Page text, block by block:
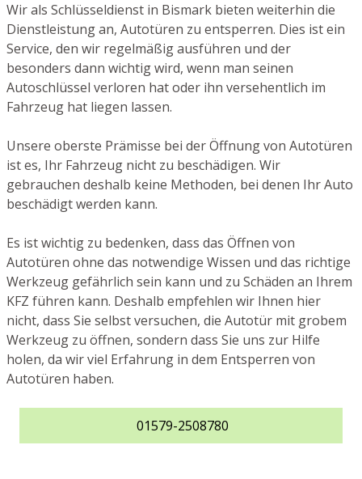
Wir als Schlüsseldienst in Bismark bieten weiterhin die
Dienstleistung an, Autotüren zu entsperren. Dies ist ein
Service, den wir regelmäßig ausführen und der
besonders dann wichtig wird, wenn man seinen
Autoschlüssel verloren hat oder ihn versehentlich im
Fahrzeug hat liegen lassen.
Unsere oberste Prämisse bei der Öffnung von Autotüren
ist es, Ihr Fahrzeug nicht zu beschädigen. Wir
gebrauchen deshalb keine Methoden, bei denen Ihr Auto
beschädigt werden kann.
Es ist wichtig zu bedenken, dass das Öffnen von
Autotüren ohne das notwendige Wissen und das richtige
Werkzeug gefährlich sein kann und zu Schäden an Ihrem
KFZ führen kann. Deshalb empfehlen wir Ihnen hier
nicht, dass Sie selbst versuchen, die Autotür mit grobem
Werkzeug zu öffnen, sondern dass Sie uns zur Hilfe
holen, da wir viel Erfahrung in dem Entsperren von
Autotüren haben.
01579-2508780